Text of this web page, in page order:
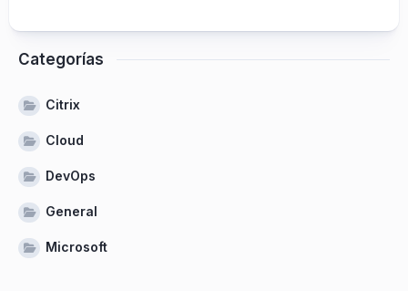
Categorías
Citrix
Cloud
DevOps
General
Microsoft